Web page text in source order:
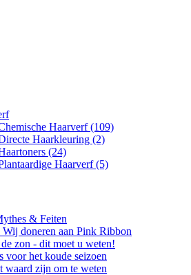
Haarverf (109)
Haarkleuring (2)
(24)
Haarverf (5)
& Feiten
doneren aan Pink Ribbon
zon - dit moet u weten!
voor het koude seizoen
waard zijn om te weten